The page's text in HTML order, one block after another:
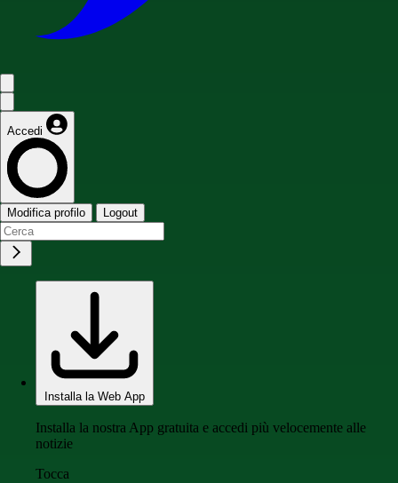
Accedi
Modifica profilo Logout
Installa la Web App
Installa la nostra App gratuita e accedi più velocemente alle
notizie
Tocca